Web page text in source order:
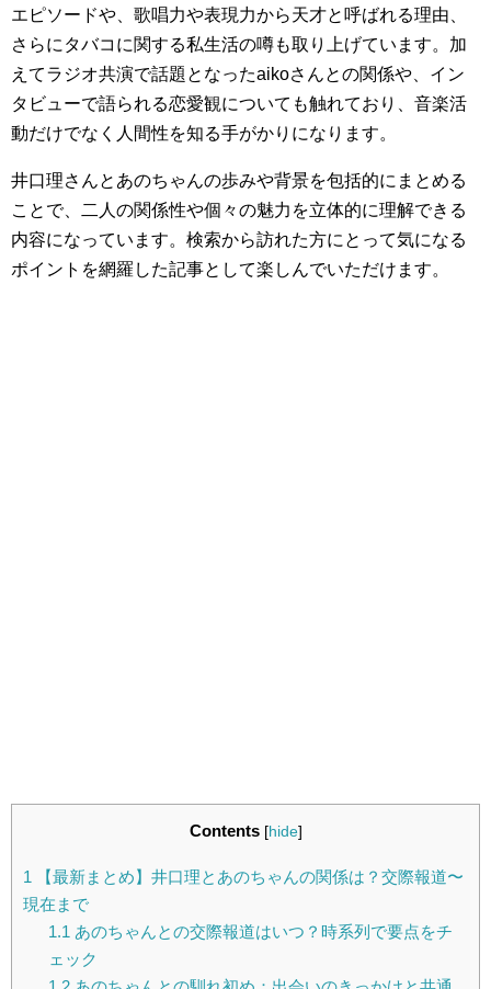
エピソードや、歌唱力や表現力から天才と呼ばれる理由、
さらにタバコに関する私生活の噂も取り上げています。加
えてラジオ共演で話題となったaikoさんとの関係や、イン
タビューで語られる恋愛観についても触れており、音楽活
動だけでなく人間性を知る手がかりになります。
井口理さんとあのちゃんの歩みや背景を包括的にまとめる
ことで、二人の関係性や個々の魅力を立体的に理解できる
内容になっています。検索から訪れた方にとって気になる
ポイントを網羅した記事として楽しんでいただけます。
Contents [hide]
1 【最新まとめ】井口理とあのちゃんの関係は？交際報道〜
現在まで
1.1 あのちゃんとの交際報道はいつ？時系列で要点をチ
ェック